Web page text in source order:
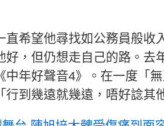
希望他尋找如公務員般收
，但仍想走自己的路。去
年好聲音4》。在一度「
到幾遠就幾遠，唔好諗其